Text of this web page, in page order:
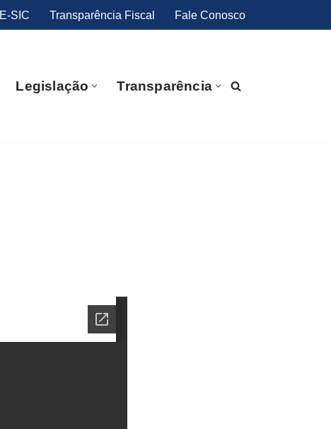
E-SIC Transparência Fiscal Fale Conosco
Legislação Transparência